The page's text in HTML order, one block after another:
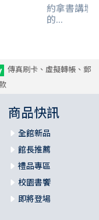
約拿書講壇
的...
傳真刷卡、虛擬轉帳、郵
商品快訊
全館新品
館長推薦
禮品專區
校園書饗
即將登場